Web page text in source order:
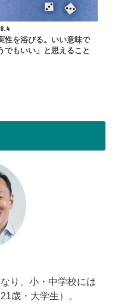
性を浴びる。いい意味で
でもいい」と思えること
り、小・中学校には
歳・大学生）。